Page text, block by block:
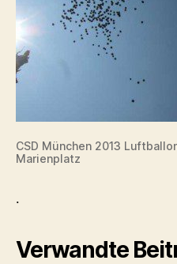
CSD München 2013
Marienplatz
.
Verwandte